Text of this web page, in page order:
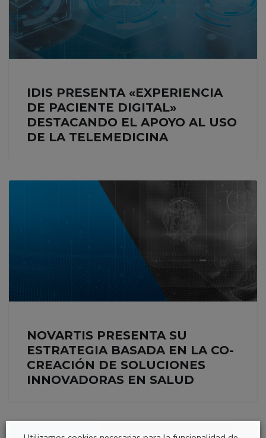
IDIS PRESENTA «EXPERIENCIA
DE PACIENTE DIGITAL»
DESTACANDO EL APOYO AL USO
DE LA TELEMEDICINA
NOVARTIS PRESENTA SU
ESTRATEGIA BASADA EN LA CO-
CREACIÓN DE SOLUCIONES
INNOVADORAS EN SALUD